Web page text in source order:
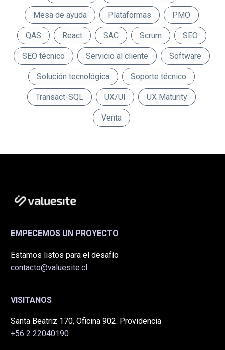
Mesa de ayuda Plataformas PMO
QAS React SAC Scrum SEO
SEO técnico Servicio al cliente Software
Solución tecnológica Soporte técnico
Transact-SQL UX/UI UX Maturity
Venta
EMPECEMOS UN PROYECTO
Estamos listos para el desafío
contacto@valuesite.cl
VISITANOS
Santa Beatriz 170, Oficina 902. Providencia
+56 2 22040190